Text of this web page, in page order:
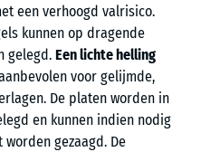
een verhoogd valrisico.
kunnen op dragende
gelegd. Een lichte helling
voor gelijmde,
De platen worden in
en kunnen indien nodig
gezaagd. De